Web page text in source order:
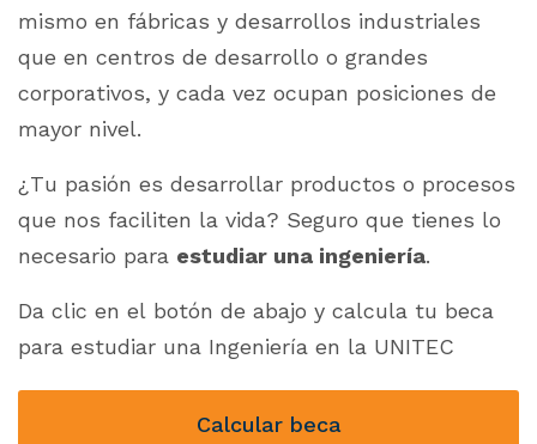
mismo en fábricas y desarrollos industriales
que en centros de desarrollo o grandes
corporativos, y cada vez ocupan posiciones de
mayor nivel.
¿Tu pasión es desarrollar productos o procesos
que nos faciliten la vida? Seguro que tienes lo
necesario para estudiar una ingeniería.
Da clic en el botón de abajo y calcula tu beca
para estudiar una Ingeniería en la UNITEC
Calcular beca